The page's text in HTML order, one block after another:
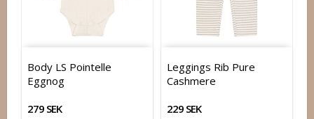
Body LS Pointelle
Eggnog
279 SEK
Leggings Rib Pure
Cashmere
229 SEK